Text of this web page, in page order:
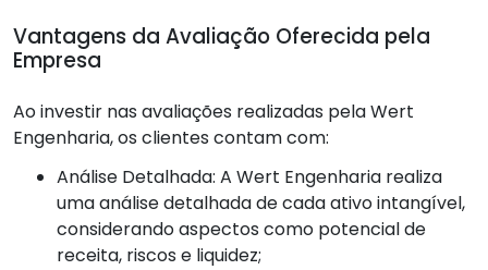
Vantagens da Avaliação Oferecida pela
Empresa
Ao investir nas avaliações realizadas pela Wert
Engenharia, os clientes contam com:
Análise Detalhada: A Wert Engenharia realiza
uma análise detalhada de cada ativo intangível,
considerando aspectos como potencial de
receita, riscos e liquidez;